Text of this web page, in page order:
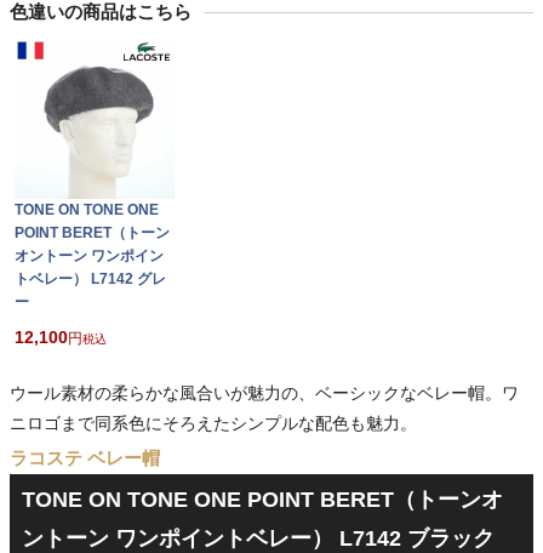
色違いの商品はこちら
TONE ON TONE ONE
POINT BERET（トーン
オントーン ワンポイン
トベレー） L7142 グレ
ー
12,100 税込
ウール素材の柔らかな風合いが魅力の、ベーシックなベレー帽。ワ
ニロゴまで同系色にそろえたシンプルな配色も魅力。
ラコステ ベレー帽
TONE ON TONE ONE POINT BERET（トーンオ
ントーン ワンポイントベレー） L7142 ブラック